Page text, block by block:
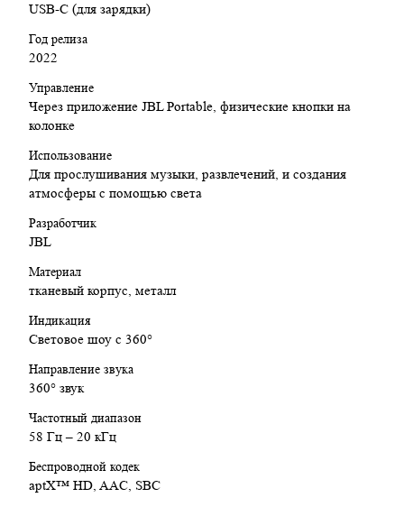
USB-C (для зарядки)
Год релиза
2022
Управление
Через приложение JBL Portable, физические кнопки на
колонке
Использование
Для прослушивания музыки, развлечений, и создания
атмосферы с помощью света
Разработчик
JBL
Материал
тканевый корпус, металл
Индикация
Световое шоу с 360°
Направление звука
360° звук
Частотный диапазон
58 Гц – 20 кГц
Беспроводной кодек
aptX™ HD, AAC, SBC